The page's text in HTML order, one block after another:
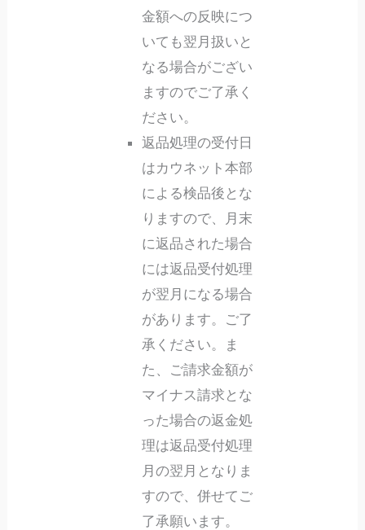
金額への反映につ
いても翌月扱いと
なる場合がござい
ますのでご了承く
ださい。
返品処理の受付日
はカウネット本部
による検品後とな
りますので、月末
に返品された場合
には返品受付処理
が翌月になる場合
があります。ご了
承ください。ま
た、ご請求金額が
マイナス請求とな
った場合の返金処
理は返品受付処理
月の翌月となりま
すので、併せてご
了承願います。